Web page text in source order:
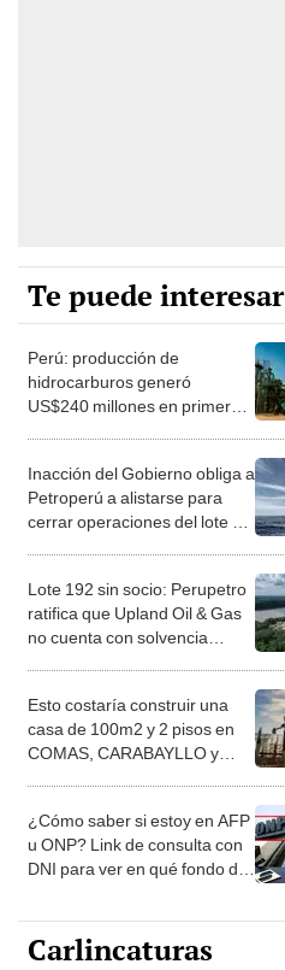
Te puede interesar
Perú: producción de
hidrocarburos generó
US$240 millones en primer
Inacción del Gobierno obliga a
Petroperú a alistarse para
cerrar operaciones del lote Z-
Lote 192 sin socio: Perupetro
ratifica que Upland Oil & Gas
no cuenta con solvencia
Esto costaría construir una
casa de 100m2 y 2 pisos en
COMAS, CARABAYLLO y
¿Cómo saber si estoy en AFP
u ONP? Link de consulta con
DNI para ver en qué fondo de
Carlincaturas